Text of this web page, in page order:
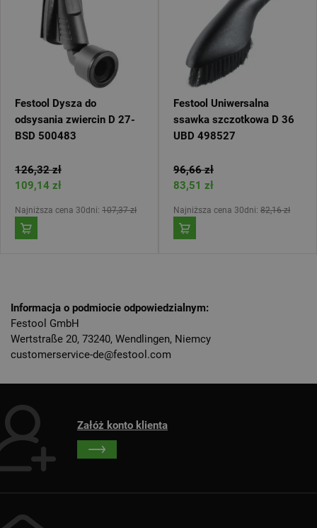
Festool Dysza do
odsysania zwiercin D 27-
BSD 500483
126,32 zł
109,14 zł
Najniższa cena 30dni: 107,37 zł
Festool Uniwersalna
ssawka szczotkowa D 36
UBD 498527
96,66 zł
83,51 zł
Najniższa cena 30dni: 82,16 zł
Informacja o podmiocie odpowiedzialnym:
Festool GmbH
Wertstraße 20, 73240, Wendlingen, Niemcy
customerservice-de@festool.com
Załóż konto klienta